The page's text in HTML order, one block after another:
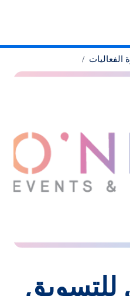
الفعاليات
للتسويق